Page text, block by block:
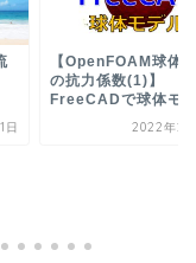
日
【OpenFOAM球体
の抗力係数(1)】
FreeCADで球体モ...
2022年2